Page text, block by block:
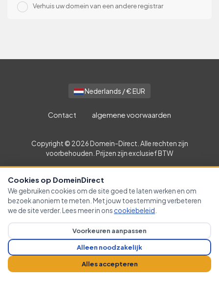
Verhuis uw domein van een andere registrar
Nederlands / € EUR
Contact algemene voorwaarden
Copyright © 2026 Domein-Direct. Alle rechten zijn
voorbehouden. Prijzen zijn exclusief BTW
Cookies op DomeinDirect
We gebruiken cookies om de site goed te laten werken en om
bezoek anoniem te meten. Met jouw toestemming verbeteren
we de site verder. Lees meer in ons cookiebeleid
Voorkeuren aanpassen
Alleen noodzakelijk
Alles accepteren